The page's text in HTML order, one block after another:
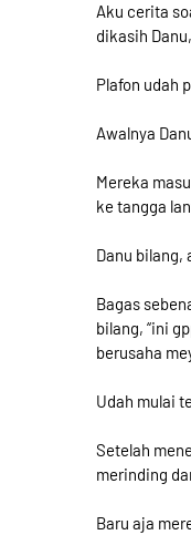
Aku cerita
dikasih
Plafon udah
Awalnya
Mereka
ke tangga
Danu bilang,
Bagas
bilang, “ini
berusaha
Udah mulai
Setelah
merinding
Baru aja